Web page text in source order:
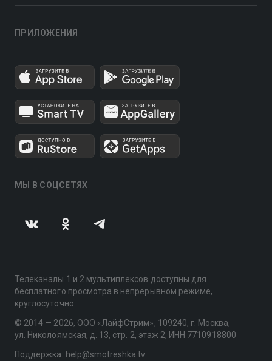
ПРИЛОЖЕНИЯ
МЫ В СОЦСЕТЯХ
Телеканалы 1 и 2 мультиплексов доступны для
бесплатного просмотра в непрерывном режиме,
круглосуточно.
© 2014 — 2026, ООО «ЛайфСтрим», 109240, г. Москва,
ул. Николоямская, д. 13, стр. 2, этаж 2, ИНН 7710918800
Поддержка: help@smotreshka.tv